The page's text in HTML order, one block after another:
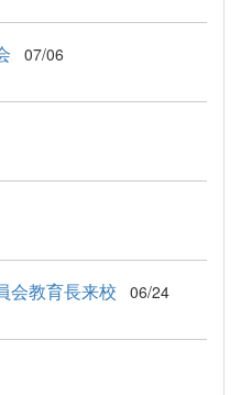
07/06
教育長来校 06/24